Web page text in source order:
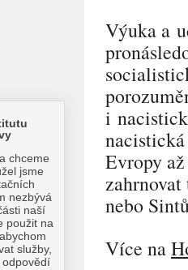
Výuka a
i
Evropy
nebo
Více na